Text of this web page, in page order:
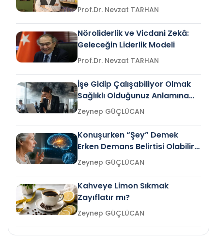
Prof.Dr. Nevzat TARHAN
Nöroliderlik ve Vicdani Zekâ:
Geleceğin Liderlik Modeli
Prof.Dr. Nevzat TARHAN
İşe Gidip Çalışabiliyor Olmak
Sağlıklı Olduğunuz Anlamına
Gelir mi?Zeynep GÜÇLÜCAN
Konuşurken “Şey” Demek
Erken Demans Belirtisi Olabilir
mi?
Zeynep GÜÇLÜCAN
Kahveye Limon Sıkmak
Zayıflatır mı?
Zeynep GÜÇLÜCAN